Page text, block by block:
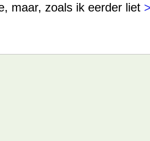
maar, zoals ik eerder liet